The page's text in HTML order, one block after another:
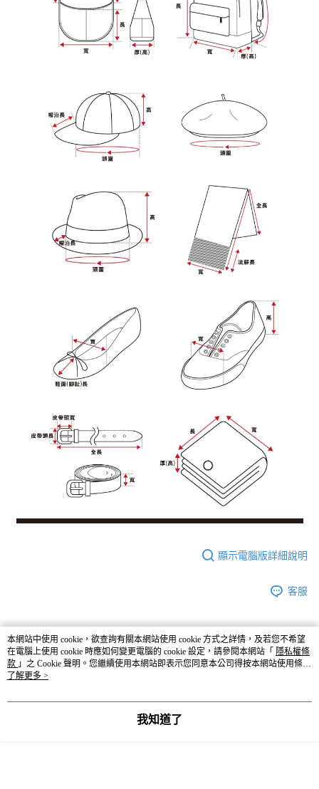
顯示電腦版詳細說明
客服
商品相關分類 (5) 查看全部
OUTLET
studio CLIP 💛 OUTLET SALE 出清 💛
本網站中使用 cookie，欲查詢有關本網站使用 cookie 方式之詳情，及若您不希望
在電腦上使用 cookie 時應如何變更電腦的 cookie 設定，請參閱本網站「 隱私權條
款 」之 Cookie 聲明。您繼續使用本網站即表示您同意本公司得按本網站使用條款
之 Cookie 聲明使用 cookie。
了解更多 >
我知道了